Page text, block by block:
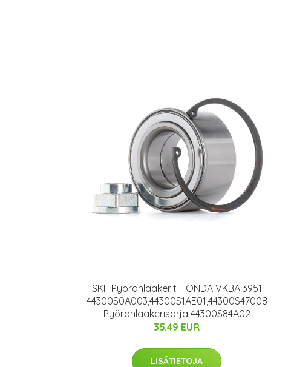
SKF Pyöränlaakerit HONDA VKBA 3951
44300S0A003,44300S1AE01,44300S47008
Pyöränlaakerisarja 44300S84A02
35.49 EUR
LISÄTIETOJA